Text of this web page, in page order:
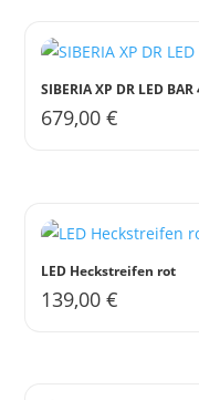
SIBERIA XP DR LED
679,00€
LED Heckstreifen rot
139,00€